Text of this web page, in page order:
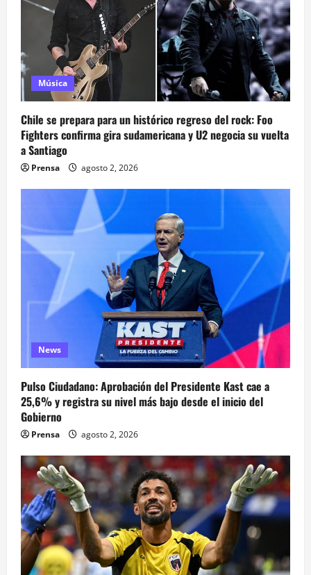
Música
Chile se prepara para un histórico regreso del rock: Foo
Fighters confirma gira sudamericana y U2 negocia su vuelta
a Santiago
Prensa agosto 2, 2026
News
Pulso Ciudadano: Aprobación del Presidente Kast cae a
25,6% y registra su nivel más bajo desde el inicio del
Gobierno
Prensa agosto 2, 2026